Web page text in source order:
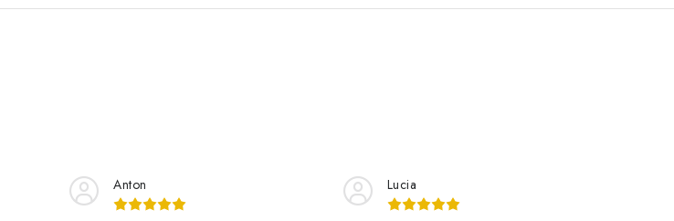
Anton Lucia